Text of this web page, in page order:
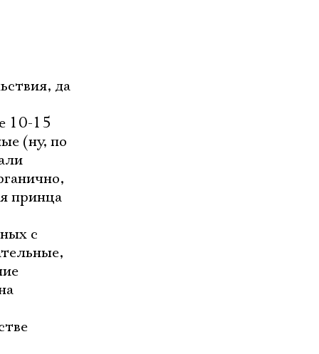
да
10-15
(ну, по
принца
с